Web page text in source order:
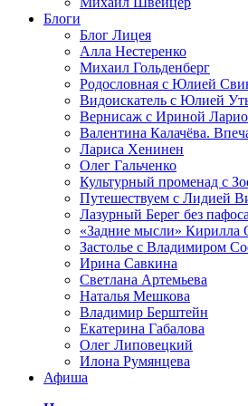
Блоги
Блог Лицея
Алла Нестеренко
Михаил Гольденберг
Родословная с Юлией
Видоискатель с Юлией
Вернисаж с Ириной
Валентина Калачёва.
Лариса Хенинен
Олег Гальченко
Культурный променад с
Путешествуем с Лидией
Лазурный Берег без
«Задние мысли»
Застолье с Владимиром
Ирина Савкина
Светлана Артемьева
Наталья Мешкова
Владимир Берштейн
Екатерина Габалова
Олег Липовецкий
Илона Румянцева
Афиша